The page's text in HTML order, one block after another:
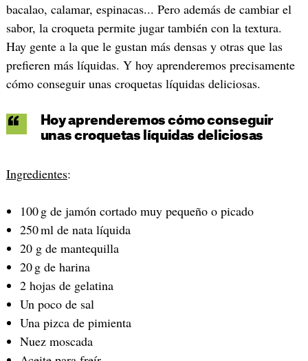
bacalao, calamar, espinacas... Pero además de cambiar el
sabor, la croqueta permite jugar también con la textura.
Hay gente a la que le gustan más densas y otras que las
prefieren más líquidas. Y hoy aprenderemos precisamente
cómo conseguir unas croquetas líquidas deliciosas.
Hoy aprenderemos cómo conseguir
unas croquetas líquidas deliciosas
Ingredientes:
100 g de jamón cortado muy pequeño o picado
250 ml de nata líquida
20 g de mantequilla
20 g de harina
2 hojas de gelatina
Un poco de sal
Una pizca de pimienta
Nuez moscada